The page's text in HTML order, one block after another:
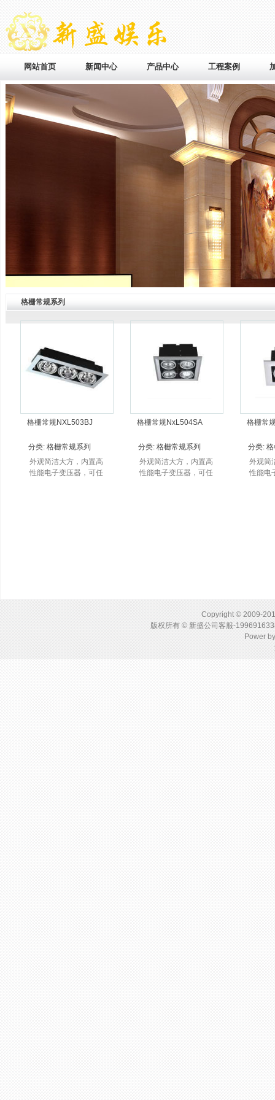
网站首页 新闻中心 产品中心 工程案例
格栅常规系列
格栅常规NXL503BJ
分类:格栅常规系列
外观简洁大方，内置高
性能电子变压器，可任
格栅常规NxL504SA
分类:格栅常规系列
外观简洁大方，内置高
性能电子变压器，可任
格栅常
分类:
外观简
性能电
Copyright © 2009-
版权所有 © 新盛公司客服-
Power